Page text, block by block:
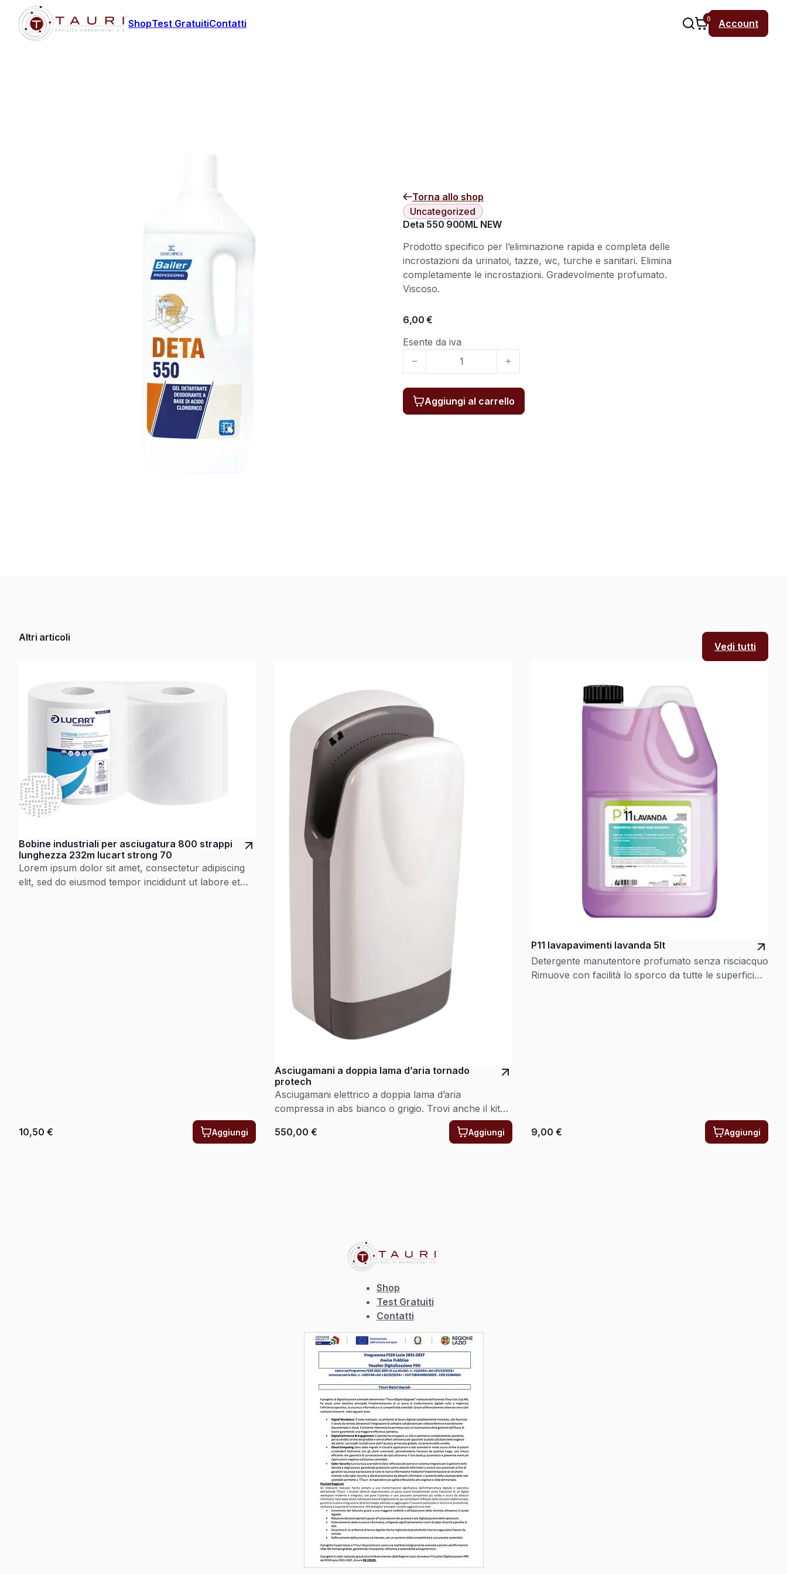
ShopTest GratuitiContatti 0 Account
Torna allo shop
Uncategorized
Deta 550 900ML NEW
Prodotto specifico per l’eliminazione rapida e completa delle
incrostazioni da urinatoi, tazze, wc, turche e sanitari. Elimina
completamente le incrostazioni. Gradevolmente profumato.
Viscoso.
6,00€
Esente da iva
Deta 550 900ML NEW quantità
Aggiungi al carrello
Altri articoli
Vedi tutti
Bobine industriali per asciugatura 800 strappi
lunghezza 232m lucart strong 70
Lorem ipsum dolor sit amet, consectetur adipiscing
elit, sed do eiusmod tempor incididunt ut labore et
10,50 € Aggiungi
Asciugamani a doppia lama d’aria tornado
protech
Asciugamani elettrico a doppia lama d’aria
compressa in abs bianco o grigio. Trovi anche il kit
550,00€ Aggiungi
P11 lavapavimenti lavanda 5lt
Detergente manutentore profumato senza risciacquo
Rimuove con facilità lo sporco da tutte le superfici
9,00 € Aggiungi
Shop
Test Gratuiti
Contatti